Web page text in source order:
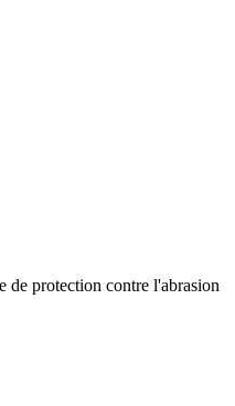
de protection contre l'abrasion